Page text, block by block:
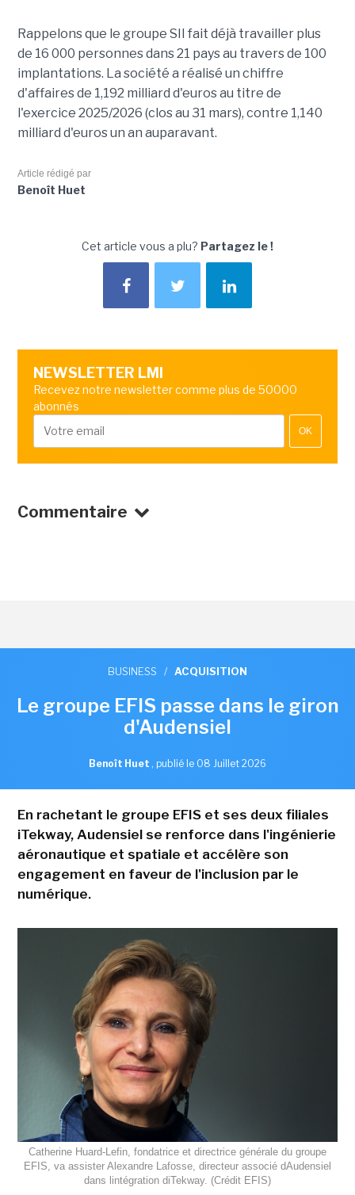
Rappelons que le groupe SII fait déjà travailler plus
de 16 000 personnes dans 21 pays au travers de 100
implantations. La société a réalisé un chiffre
d'affaires de 1,192 milliard d'euros au titre de
l'exercice 2025/2026 (clos au 31 mars), contre 1,140
milliard d'euros un an auparavant.
Article rédigé par
Benoît Huet
Cet article vous a plu? Partagez le !
NEWSLETTER LMI
Recevez notre newsletter comme plus de 50000
abonnés
OK
Commentaire
BUSINESS / ACQUISITION
Le groupe EFIS passe dans le giron
d'Audensiel
Benoît Huet , publié le 08 Juillet 2026
En rachetant le groupe EFIS et ses deux filiales
iTekway, Audensiel se renforce dans l'ingénierie
aéronautique et spatiale et accélère son
engagement en faveur de l'inclusion par le
numérique.
Catherine Huard-Lefin, fondatrice et directrice générale du groupe
EFIS, va assister Alexandre Lafosse, directeur associé dAudensiel
dans lintégration diTekway. (Crédit EFIS)